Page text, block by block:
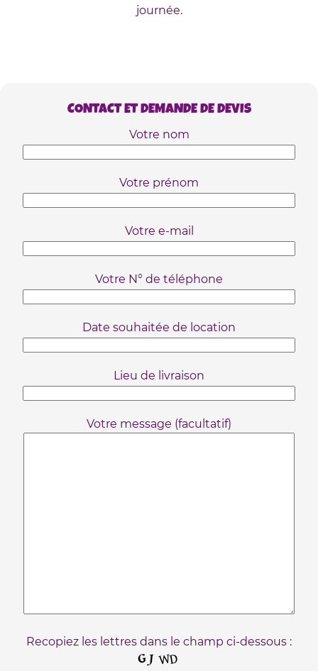
journée.
CONTACT ET DEMANDE DE DEVIS
Votre nom
Votre prénom
Votre e-mail
Votre N° de téléphone
Date souhaitée de location
Lieu de livraison
Votre message (facultatif)
Recopiez les lettres dans le champ ci-dessous :